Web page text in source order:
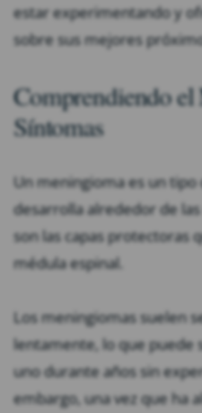
estar experimentando y
sobre sus mejores
Comprendiendo
Síntomas
Un meningioma es un
desarrolla alrededor de
son las capas protectoras
médula espinal.
Los meningiomas suelen
lentamente, lo que puede
uno durante años sin
embargo, una vez que ha